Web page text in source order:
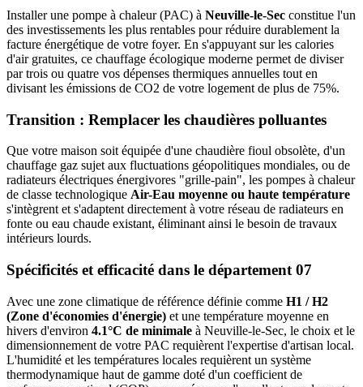
Installer une pompe à chaleur (PAC) à Neuville-le-Sec constitue l'un
des investissements les plus rentables pour réduire durablement la
facture énergétique de votre foyer. En s'appuyant sur les calories
d'air gratuites, ce chauffage écologique moderne permet de diviser
par trois ou quatre vos dépenses thermiques annuelles tout en
divisant les émissions de CO2 de votre logement de plus de 75%.
Transition : Remplacer les chaudières polluantes
Que votre maison soit équipée d'une chaudière fioul obsolète, d'un
chauffage gaz sujet aux fluctuations géopolitiques mondiales, ou de
radiateurs électriques énergivores "grille-pain", les pompes à chaleur
de classe technologique Air-Eau moyenne ou haute température
s'intègrent et s'adaptent directement à votre réseau de radiateurs en
fonte ou eau chaude existant, éliminant ainsi le besoin de travaux
intérieurs lourds.
Spécificités et efficacité dans le département 07
Avec une zone climatique de référence définie comme H1 / H2
(Zone d'économies d'énergie) et une température moyenne en
hivers d'environ 4.1°C de minimale à Neuville-le-Sec, le choix et le
dimensionnement de votre PAC requièrent l'expertise d'artisan local.
L'humidité et les températures locales requièrent un système
thermodynamique haut de gamme doté d'un coefficient de